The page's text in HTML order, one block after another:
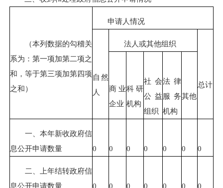
（本列数据的勾稽关
系为：第一项加第二项之
和，等于第三项加第四项
之和）
申请人情况
自然
人
法人或其他组织
总计
商业
企业
科研
机构
社会
公益
组织
法律
服务
机构
其他
一、本年新收政府信
息公开申请数量
0 0 0 0 0 0 0
二、上年结转政府信
息公开申请数量
0 0 0 0 0 0 0